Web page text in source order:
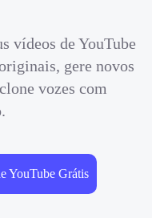
vídeos de YouTube
gere novos
vozes com
YouTube Grátis